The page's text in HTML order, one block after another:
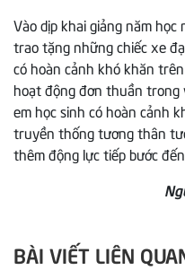
Vào dịp khai giảng năm học
trao tặng những chiếc xe
có hoàn cảnh khó khăn
hoạt động đơn thuần trong
em học sinh có hoàn cảnh
truyền thống tương thân
thêm động lực tiếp bước
BÀI VIẾT LIÊN